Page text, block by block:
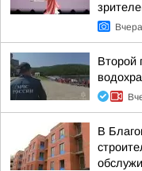
Второй
В